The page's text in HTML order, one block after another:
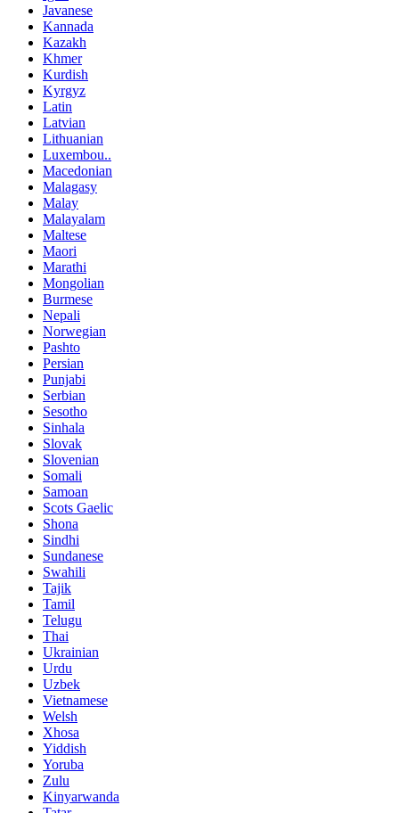
Javanese
Kannada
Kazakh
Khmer
Kurdish
Kyrgyz
Latin
Latvian
Lithuanian
Luxembou..
Macedonian
Malagasy
Malay
Malayalam
Maltese
Maori
Marathi
Mongolian
Burmese
Nepali
Norwegian
Pashto
Persian
Punjabi
Serbian
Sesotho
Sinhala
Slovak
Slovenian
Somali
Samoan
Scots Gaelic
Shona
Sindhi
Sundanese
Swahili
Tajik
Tamil
Telugu
Thai
Ukrainian
Urdu
Uzbek
Vietnamese
Welsh
Xhosa
Yiddish
Yoruba
Zulu
Kinyarwanda